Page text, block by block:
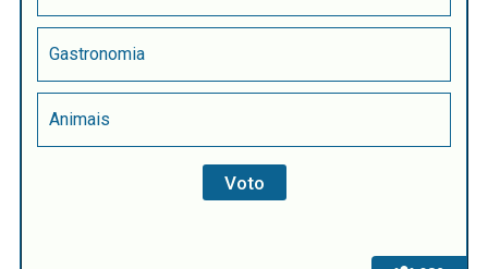
Gastronomia
Animais